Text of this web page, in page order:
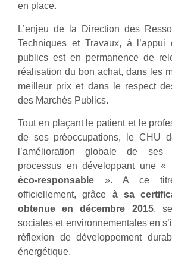
en place.
L’enjeu de la Direction des
Techniques et Travaux, à l’appui
publics est en permanence de
réalisation du bon achat, dans les
meilleur prix et dans le respect
des Marchés Publics.
Tout en plaçant le patient et le
de ses préoccupations, le CHU
l’amélioration globale de ses
processus en développant une «
éco-responsable ». A ce
officiellement, grâce à sa
obtenue en décembre 2015,
sociales et environnementales en
réflexion de développement
énergétique.